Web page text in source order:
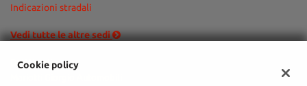
Indicazioni stradali
Vedi tutte le altre sedi
Dati fiscali:
Cookie policy